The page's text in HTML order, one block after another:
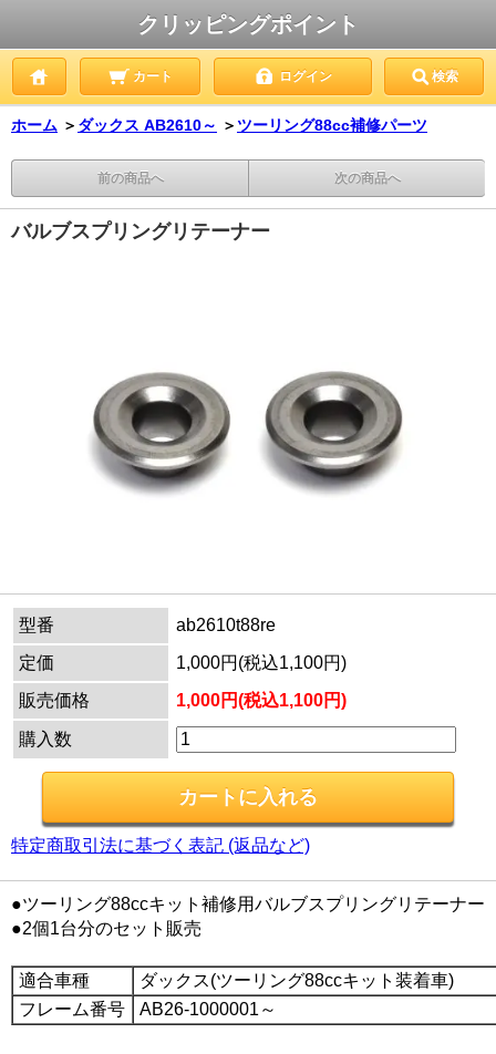
クリッピングポイント
カート ログイン 検索
ホーム ＞ ダックス AB2610～ ＞ ツーリング88cc補修パーツ
前の商品へ 次の商品へ
バルブスプリングリテーナー
型番
ab2610t88re
定価
1,000円(税込1,100円)
販売価格
1,000円(税込1,100円)
購入数
特定商取引法に基づく表記 (返品など)
●ツーリング88ccキット補修用バルブスプリングリテーナー
●2個1台分のセット販売
適合車種
ダックス(ツーリング88ccキット装着車)
フレーム番号
AB26-1000001～